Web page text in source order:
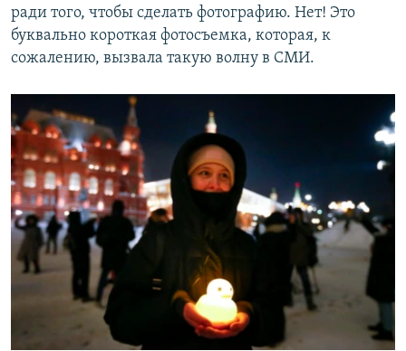
ради того, чтобы сделать фотографию. Нет! Это
буквально короткая фотосъемка, которая, к
сожалению, вызвала такую волну в СМИ.